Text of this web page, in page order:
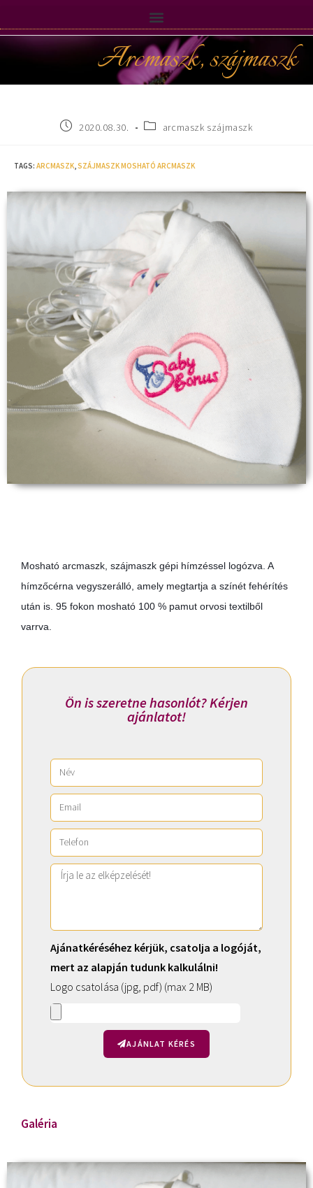
Arcmaszk, szájmaszk
2020.08.30. arcmaszk szájmaszk
TAGS: ARCMASZK,SZÁJMASZK MOSHATÓ ARCMASZK
Mosható arcmaszk, szájmaszk gépi hímzéssel logózva. A
hímzőcérna vegyszerálló, amely megtartja a színét fehérítés
után is. 95 fokon mosható 100 % pamut orvosi textilből
varrva.
Ön is szeretne hasonlót? Kérjen
ajánlatot!
Ajánatkéréséhez kérjük, csatolja a logóját,
mert az alapján tudunk kalkulálni!
Logo csatolása (jpg, pdf) (max 2 MB)
AJÁNLAT KÉRÉS
l
e
n
Galéria